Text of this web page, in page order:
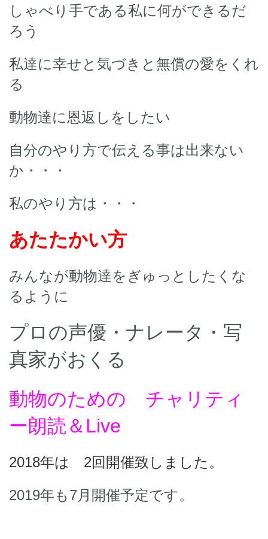
しゃべり手である私に何ができるだ
ろう
私達に幸せと気づきと無償の愛をくれ
る
動物達に恩返しをしたい
自分のやり方で伝える事は出来ない
か・・・
私のやり方は・・・
あたたかい方
みんなが動物達をぎゅっとしたくな
るように
プロの声優・ナレータ・写
真家がおくる
動物のための チャリティ
ー朗読＆Live
2018年は 2回開催致しました。
2019年も7月開催予定です。